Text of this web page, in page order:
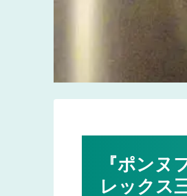
『ポンヌ
レックス